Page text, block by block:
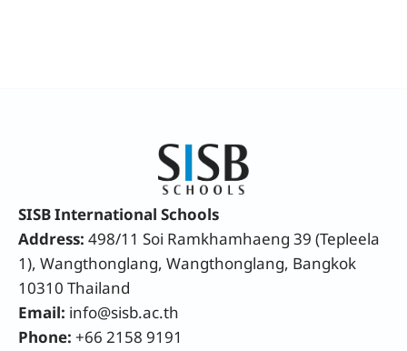
SISB International Schools
Address:498/11 Soi Ramkhamhaeng 39 (Tepleela
1), Wangthonglang, Wangthonglang, Bangkok
10310 Thailand
Email: info@sisb.ac.th
Phone: +66 2158 9191